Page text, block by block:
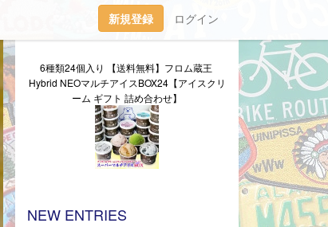
新規登録 ログイン
6種類24個入り 【送料無料】フロム蔵王
Hybrid NEOマルチアイスBOX24【アイスクリ
ーム ギフト 詰め合わせ】
NEW ENTRIES